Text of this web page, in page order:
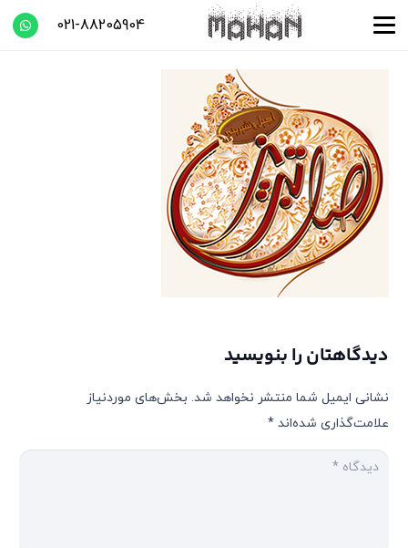
021-88205904
دیدگاهتان را بنویسید
نشانی ایمیل شما منتشر نخواهد شد. بخش‌های موردنیاز
علامت‌گذاری شده‌اند *